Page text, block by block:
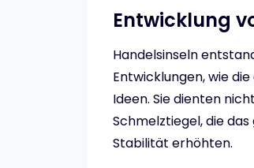
Entwicklung
Handelsinseln
Entwicklungen, wie
Ideen. Sie dienten
Schmelztiegel, die
Stabilität erhöhten.